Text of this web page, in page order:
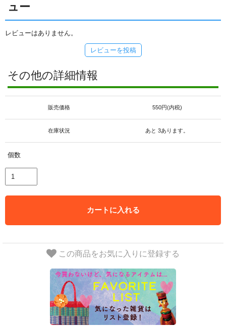
ュー
レビューはありません。
レビューを投稿
その他の詳細情報
販売価格 550円(内税)
在庫状況 あと 3あります。
個数
カートに入れる
この商品をお気に入りに登録する